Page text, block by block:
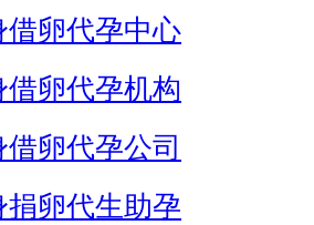
借卵代孕中心
借卵代孕机构
借卵代孕公司
捐卵代生助孕